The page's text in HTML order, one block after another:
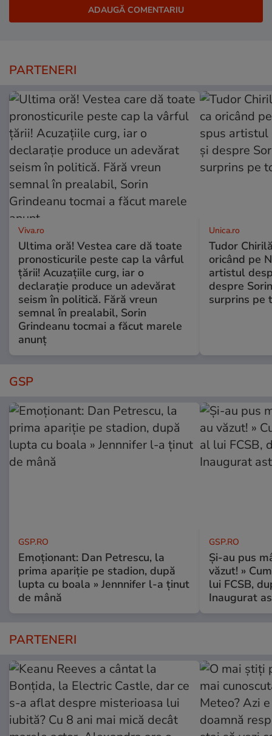
PARTENERI
Viva.ro
Ultima oră! Vestea care dă toate
pronosticurile peste cap la vârful
țării! Acuzațiile curg, iar o
declarație produce un adevărat
seism în politică. Fără vreun
semnal în prealabil, Sorin
Grindeanu tocmai a făcut marele
anunț
Unica.ro
Tudor
oricând pe
artistul
despre
surprins pe
GSP
GSP.RO
Emoționant: Dan Petrescu, la
prima apariție pe stadion, după
lupta cu boala » Jennnifer l-a ținut
de mână
GSP.RO
Și-au pus
văzut! »
lui FCSB,
Inaugurat
PARTENERI